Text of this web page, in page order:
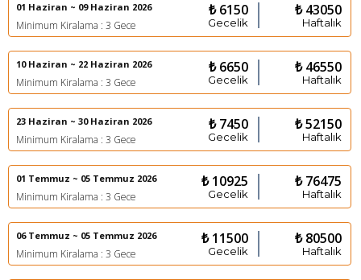
01 Haziran ~ 09 Haziran 2026
Minimum Kiralama : 3 Gece
₺ 6150
Gecelik
₺ 43050
Haftalık
10 Haziran ~ 22 Haziran 2026
Minimum Kiralama : 3 Gece
₺ 6650
Gecelik
₺ 46550
Haftalık
23 Haziran ~ 30 Haziran 2026
Minimum Kiralama : 3 Gece
₺ 7450
Gecelik
₺ 52150
Haftalık
01 Temmuz ~ 05 Temmuz 2026
Minimum Kiralama : 3 Gece
₺ 10925
Gecelik
₺ 76475
Haftalık
06 Temmuz ~ 05 Temmuz 2026
Minimum Kiralama : 3 Gece
₺ 11500
Gecelik
₺ 80500
Haftalık